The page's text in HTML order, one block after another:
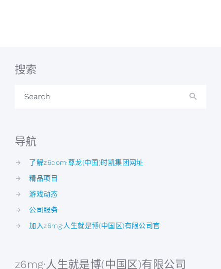
搜索
Search
导航
了解z6com·尊龙(中国)时凯集团网址
精品项目
游戏动态
公司服务
加入z6mg·人生就是博(中国区)有限公司官
z6mg·人生就是博(中国区)有限公司